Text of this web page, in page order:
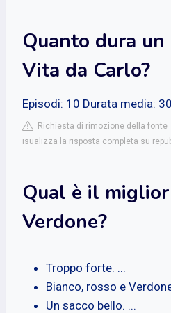
Quanto dura
Vita da Carlo?
Episodi: 10 Durata media:
Richiesta di rimozione della fonte
isualizza la risposta completa su
Qual è il
Verdone?
Troppo forte. ...
Bianco, rosso e
Un sacco bello. ...